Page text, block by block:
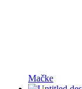
Mačke